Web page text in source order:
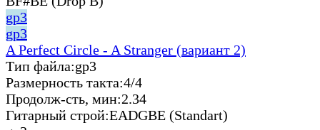
gp3
gp3
A Perfect Circle - A Stranger (вариант 2)
Тип файла:gp3
Размерность такта:4/4
Продолж-сть, мин:2.34
Гитарный строй:EADGBE (Standart)